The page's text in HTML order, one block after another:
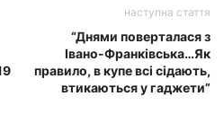
наступна стаття
“Днями поверталася з
Івано-Франківська…Як
правило, в купе всі сідають,
втикаються у гаджети”